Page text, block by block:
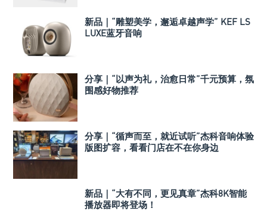
新品｜“雕塑美学，邂逅卓越声学” KEF LS
LUXE蓝牙音响
分享｜“以声为礼，治愈日常”千元预算，氛
围感好物推荐
分享｜“循声而至，就近试听”杰科音响体验
版图扩容，看看门店在不在你身边
新品｜“大有不同，更见真章”杰科8K智能
播放器即将登场！